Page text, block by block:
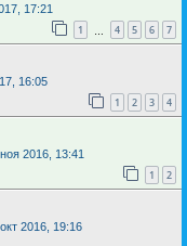
17:21
1 4 5 6 7
16:05
1 2 3 4
2016, 13:41
1 2
2016, 19:16